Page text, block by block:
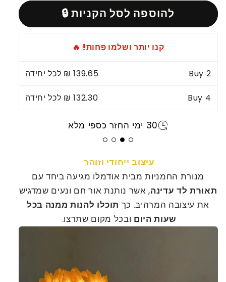
החמנייה
עלי
החמנייה
מבית
להוספה לסל הקניות 🔒
קנו יותר ושלמו פחות! 🔥
Buy 2 139.65 ₪ לכל יחידה
Buy 4 132.30 ₪ לכל יחידה
30 ימי החזר כספי מלא
עיצוב ייחודי וזוהר
מנורת החמניות מבית אודמלו מגיעה ביחד עם
תאורת לד עדינה, אשר נותנת אור חם ונעים שמדגיש
את עיצובה המרהיב. כך תוכלו להנות ממנה בכל
שעות היום ובכל מקום שתרצו.